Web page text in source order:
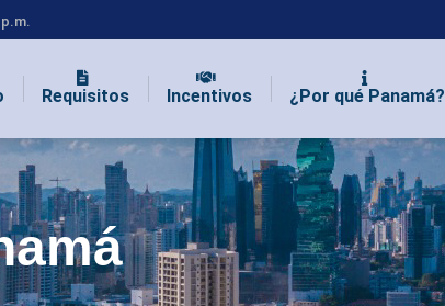
Requisitos Incentivos ¿Por qué Panamá?